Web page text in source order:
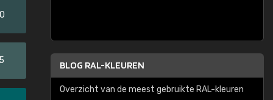
BLOG RAL-KLEUREN
Overzicht van de meest gebruikte RAL-kleuren